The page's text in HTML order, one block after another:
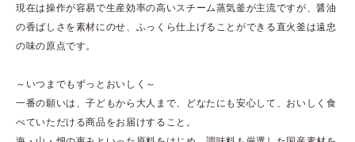
現在は操作が容易で生産効率の高いスチーム蒸気釜が主流ですが、醤油
の香ばしさを素材にのせ、ふっくら仕上げることができる直火釜は遠忠
の味の原点です。
～いつまでもずっとおいしく～
一番の願いは、子どもから大人まで、どなたにも安心して、おいしく食
べていただける商品をお届けすること。